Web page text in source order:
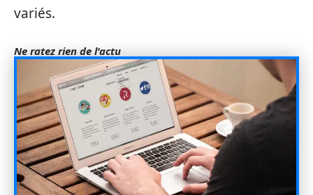
variés.
Ne ratez rien de l'actu